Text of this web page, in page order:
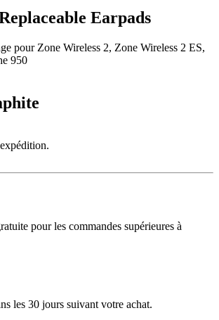
Earpads
pour Zone Wireless 2, Zone Wireless 2 ES,
950
pour les commandes supérieures à
les 30 jours suivant votre achat.